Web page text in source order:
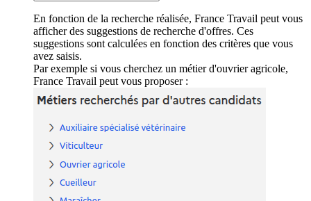
En fonction de la recherche réalisée, France Travail peut vous
afficher des suggestions de recherche d'offres. Ces
suggestions sont calculées en fonction des critères que vous
avez saisis.
Par exemple si vous cherchez un métier d'ouvrier agricole,
France Travail peut vous proposer :